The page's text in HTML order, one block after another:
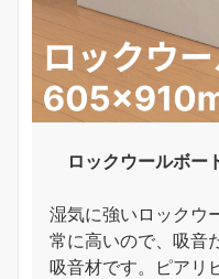
ロックウールボー
湿気に強いロックウ
常に高いので、吸音
吸音材です。ピアリ